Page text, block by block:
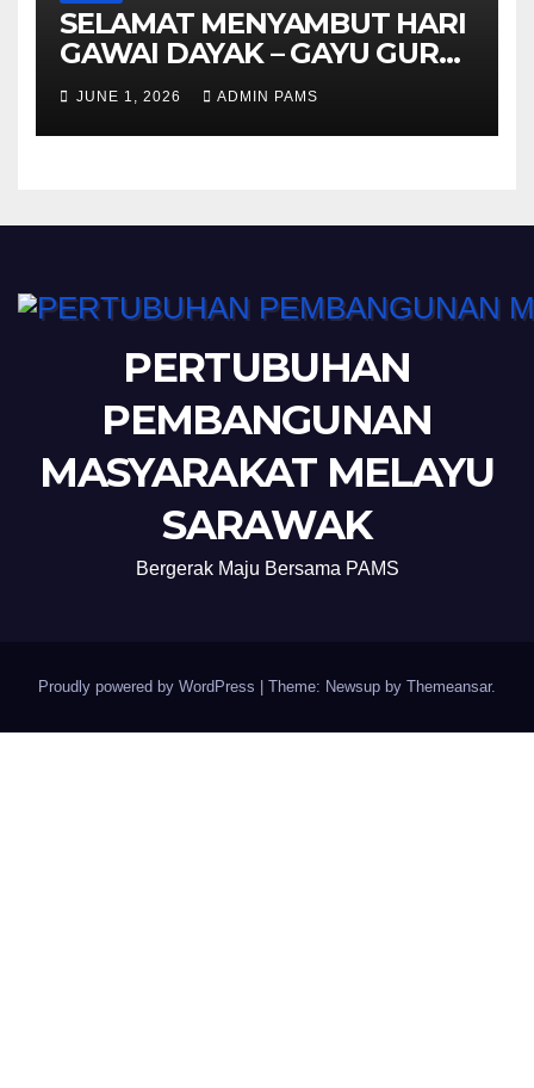
SELAMAT MENYAMBUT HARI
GAWAI DAYAK – GAYU GURU
GERAI NYAMAI
JUNE 1, 2026 ADMIN PAMS
PERTUBUHAN
PEMBANGUNAN
MASYARAKAT MELAYU
SARAWAK
Bergerak Maju Bersama PAMS
Proudly powered by WordPress | Theme: Newsup by Themeansar.